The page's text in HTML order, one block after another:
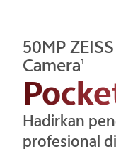
50MP
Camera1
Hadirkan
profesional